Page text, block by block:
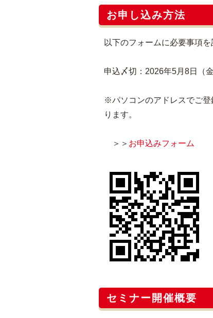
お申し込み方法
以下のフォームに必要事項
申込〆切：2026年5月8日（
※パソコンのアドレスでご登
ります。
＞＞ お申込みフォーム
セミナー開催概要